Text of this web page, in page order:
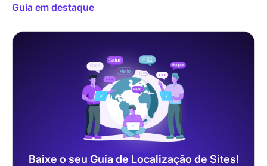
Guia em destaque
Baixe o seu Guia de Localização de Sites!